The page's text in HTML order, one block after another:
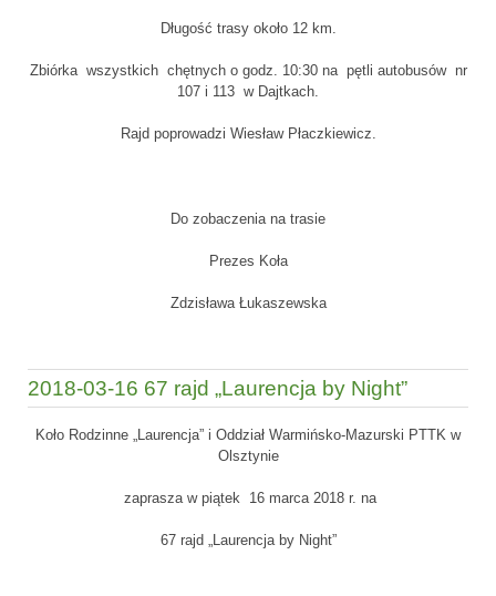
Długość trasy około 12 km.
Zbiórka wszystkich chętnych o godz. 10:30 na pętli autobusów nr
107 i 113 w Dajtkach.
Rajd poprowadzi Wiesław Płaczkiewicz.
Do zobaczenia na trasie
Prezes Koła
Zdzisława Łukaszewska
2018-03-16 67 rajd „Laurencja by Night”
Koło Rodzinne „Laurencja” i Oddział Warmińsko-Mazurski PTTK w
Olsztynie
zaprasza w piątek 16 marca 2018 r. na
67 rajd „Laurencja by Night”